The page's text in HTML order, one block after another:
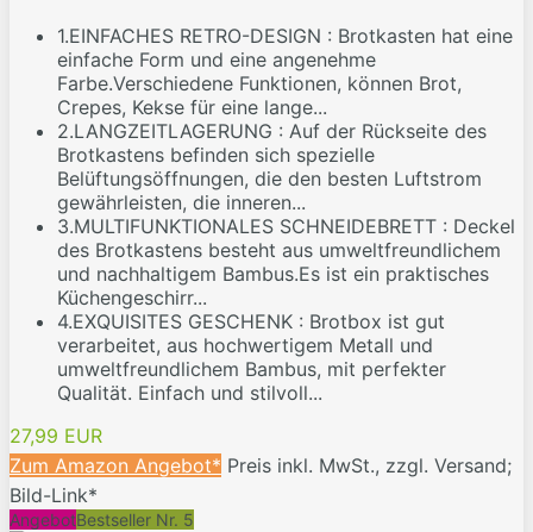
1.EINFACHES RETRO-DESIGN : Brotkasten hat eine
einfache Form und eine angenehme
Farbe.Verschiedene Funktionen, können Brot,
Crepes, Kekse für eine lange...
2.LANGZEITLAGERUNG : Auf der Rückseite des
Brotkastens befinden sich spezielle
Belüftungsöffnungen, die den besten Luftstrom
gewährleisten, die inneren...
3.MULTIFUNKTIONALES SCHNEIDEBRETT : Deckel
des Brotkastens besteht aus umweltfreundlichem
und nachhaltigem Bambus.Es ist ein praktisches
Küchengeschirr...
4.EXQUISITES GESCHENK : Brotbox ist gut
verarbeitet, aus hochwertigem Metall und
umweltfreundlichem Bambus, mit perfekter
Qualität. Einfach und stilvoll...
27,99 EUR
Zum Amazon Angebot* Preis inkl. MwSt., zzgl. Versand;
Bild-Link*
AngebotBestseller Nr. 5